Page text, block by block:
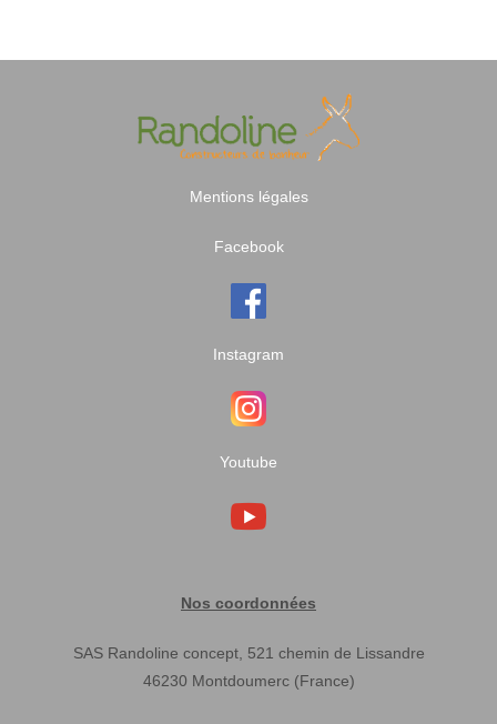
Mentions légales
Facebook
Instagram
Youtube
Nos coordonnées
SAS Randoline concept, 521 chemin de Lissandre
46230 Montdoumerc (France)